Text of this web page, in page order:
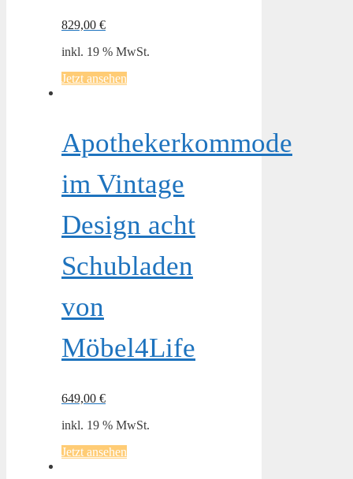
829,00 €
inkl. 19 % MwSt.
Jetzt ansehen
Apothekerkommode
im Vintage
Design acht
Schubladen
von
Möbel4Life
649,00 €
inkl. 19 % MwSt.
Jetzt ansehen